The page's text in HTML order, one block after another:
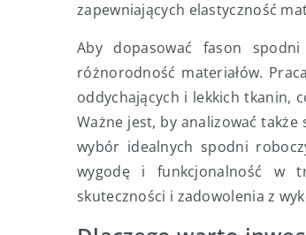
zapewniających elastyczność
Aby dopasować fason
różnorodność materiałów.
oddychających i lekkich tkanin,
Ważne jest, by analizować
wybór idealnych spodni
wygodę i funkcjonalność w
skuteczności i zadowolenia z